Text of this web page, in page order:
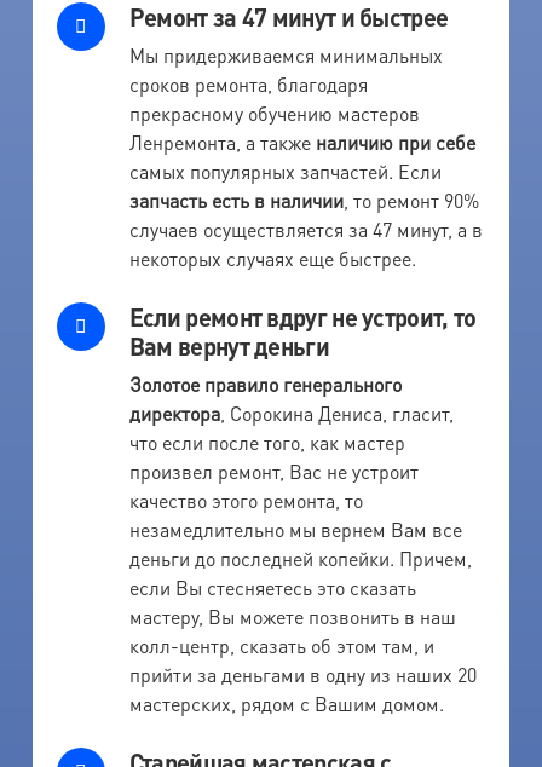
Ремонт за 47 минут и быстрее
Мы придерживаемся минимальных
сроков ремонта, благодаря
прекрасному обучению мастеров
Ленремонта, а также наличию при себе
самых популярных запчастей. Если
запчасть есть в наличии, то ремонт 90%
случаев осуществляется за 47 минут, а в
некоторых случаях еще быстрее.
Если ремонт вдруг не устроит, то
Вам вернут деньги
Золотое правило генерального
директора, Сорокина Дениса, гласит,
что если после того, как мастер
произвел ремонт, Вас не устроит
качество этого ремонта, то
незамедлительно мы вернем Вам все
деньги до последней копейки. Причем,
если Вы стесняетесь это сказать
мастеру, Вы можете позвонить в наш
колл-центр, сказать об этом там, и
прийти за деньгами в одну из наших 20
мастерских, рядом с Вашим домом.